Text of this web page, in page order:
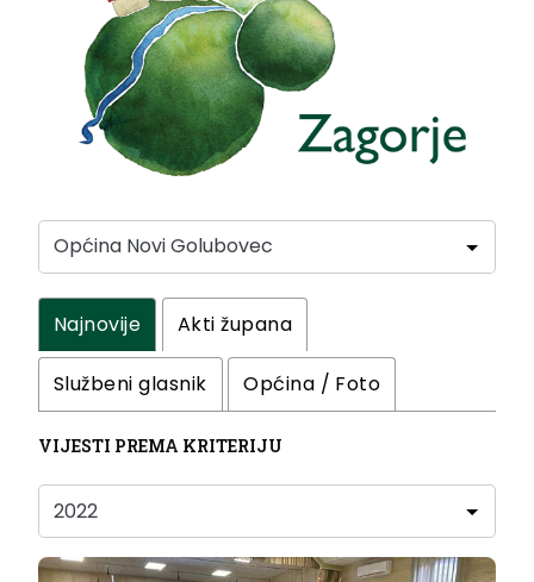
Najnovije Akti župana
Službeni glasnik Općina / Foto
VIJESTI PREMA KRITERIJU